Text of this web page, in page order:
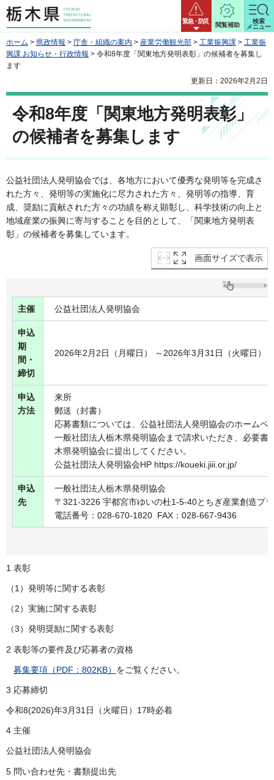
栃木県 緊急・防災
閲覧補助
検索
メニュー
ホーム > 県政情報 > 庁舎・組織の案内 > 産業労働観光部 > 工業振興課 > 工業振
興課 お知らせ・行政情報 > 令和8年度「関東地方発明表彰」の候補者を募集し
ます
更新日：2026年2月2日
令和8年度「関東地方発明表彰」
の候補者を募集します
公益社団法人発明協会では、各地方において優秀な発明等を完成さ
れた方々、発明等の実施化に尽力された方々、発明等の指導、育
成、奨励に貢献された方々の功績を称え顕彰し、科学技術の向上と
地域産業の振興に寄与することを目的として、「関東地方発明表
彰」の候補者を募集しています。
画面サイズで表示
主催 公益社団法人発明協会
申込
期
間・
締切
2026年2月2日（月曜日） ～2026年3月31日（火曜日）
申込
方法
来所
郵送（封書）
応募書類については、公益社団法人発明協会のホームペ
一般社団法人栃木県発明協会まで請求いただき、必要書
木県発明協会に提出してください。
公益社団法人発明協会HP https://koueki.jiii.or.jp/
申込
先
一般社団法人栃木県発明協会
〒321-3226 宇都宮市ゆいの杜1-5-40とちぎ産業創造プ
電話番号：028-670-1820 FAX：028-667-9436
1 表彰
（1）発明等に関する表彰
（2）実施に関する表彰
（3）発明奨励に関する表彰
2 表彰等の要件及び応募者の資格
募集要項（PDF：802KB） をご覧ください。
3 応募締切
令和8(2026)年3月31日（火曜日）17時必着
4 主催
公益社団法人発明協会
5 問い合わせ先・書類提出先